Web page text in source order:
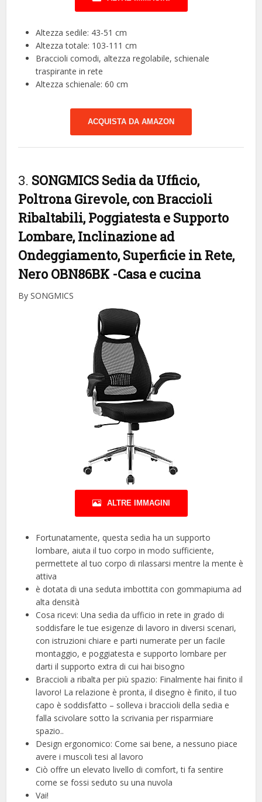
Altezza sedile: 43-51 cm
Altezza totale: 103-111 cm
Braccioli comodi, altezza regolabile, schienale
traspirante in rete
Altezza schienale: 60 cm
ACQUISTA DA AMAZON
3. SONGMICS Sedia da Ufficio,
Poltrona Girevole, con Braccioli
Ribaltabili, Poggiatesta e Supporto
Lombare, Inclinazione ad
Ondeggiamento, Superficie in Rete,
Nero OBN86BK -Casa e cucina
By SONGMICS
ALTRE IMMAGINI
Fortunatamente, questa sedia ha un supporto
lombare, aiuta il tuo corpo in modo sufficiente,
permettete al tuo corpo di rilassarsi mentre la mente è
attiva
è dotata di una seduta imbottita con gommapiuma ad
alta densità
Cosa ricevi: Una sedia da ufficio in rete in grado di
soddisfare le tue esigenze di lavoro in diversi scenari,
con istruzioni chiare e parti numerate per un facile
montaggio, e poggiatesta e supporto lombare per
darti il supporto extra di cui hai bisogno
Braccioli a ribalta per più spazio: Finalmente hai finito il
lavoro! La relazione è pronta, il disegno è finito, il tuo
capo è soddisfatto – solleva i braccioli della sedia e
falla scivolare sotto la scrivania per risparmiare
spazio..
Design ergonomico: Come sai bene, a nessuno piace
avere i muscoli tesi al lavoro
Ciò offre un elevato livello di comfort, ti fa sentire
come se fossi seduto su una nuvola
Vai!